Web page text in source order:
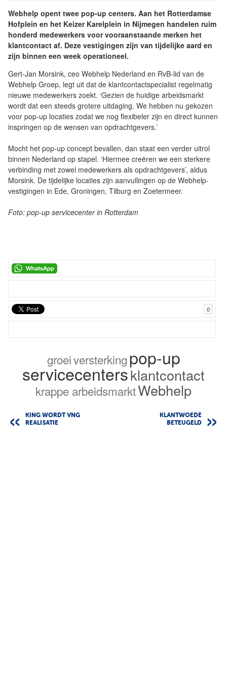
Webhelp opent twee pop-up centers. Aan het Rotterdamse
Hofplein en het Keizer Karelplein in Nijmegen handelen ruim
honderd medewerkers voor vooraanstaande merken het
klantcontact af. Deze vestigingen zijn van tijdelijke aard en
zijn binnen een week operationeel.
Gert-Jan Morsink, ceo Webhelp Nederland en RvB-lid van de
Webhelp Groep, legt uit dat de klantcontactspecialist regelmatig
nieuwe medewerkers zoekt. ‘Gezien de huidige arbeidsmarkt
wordt dat een steeds grotere uitdaging. We hebben nu gekozen
voor pop-up locaties zodat we nog flexibeler zijn en direct kunnen
inspringen op de wensen van opdrachtgevers.’
Mocht het pop-up concept bevallen, dan staat een verder uitrol
binnen Nederland op stapel. ‘Hiermee creëren we een sterkere
verbinding met zowel medewerkers als opdrachtgevers’, aldus
Morsink. De tijdelijke locaties zijn aanvullingen op de Webhelp-
vestigingen in Ede, Groningen, Tilburg en Zoetermeer.
Foto: pop-up servicecenter in Rotterdam
0
groeiversterkingpop-up
servicecentersklantcontact
krappe arbeidsmarktWebhelp
KING WORDT VNG
REALISATIE
KLANTWOEDE
BETEUGELD